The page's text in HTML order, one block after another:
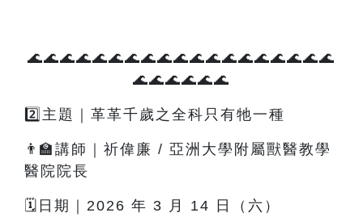
🌊🌊🌊🌊🌊🌊🌊🌊🌊🌊🌊🌊🌊🌊🌊🌊🌊🌊🌊
🌊🌊🌊🌊🌊🌊
2️⃣主題｜革革千歲之全科只有牠一種
👨‍🏫講師｜祈偉廉 / 亞洲大學附屬獸醫教學
醫院院長
🗓️日期｜2026 年 3 月 14 日（六）